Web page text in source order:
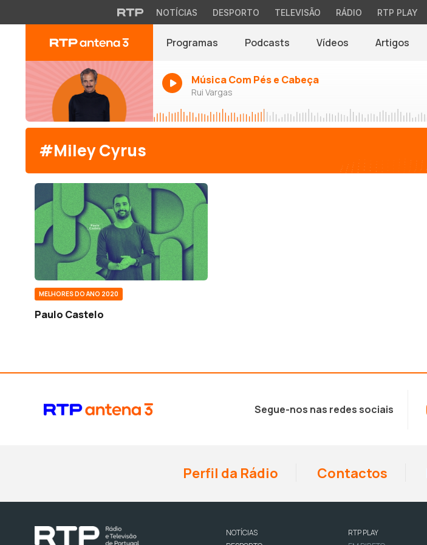
NOTÍCIAS DESPORTO TELEVISÃO RÁDIO RTP PLAY
Programas Podcasts Vídeos Artigos
Música Com Pés e Cabeça
Rui Vargas
#Miley Cyrus
MELHORES DO ANO 2020
Paulo Castelo
Segue-nos nas redes sociais
Perfil da Rádio Contactos
NOTÍCIAS
RTP PLAY